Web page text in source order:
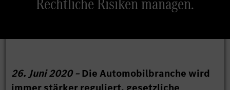
26. Juni 2020 –Die Automobilbranche wird